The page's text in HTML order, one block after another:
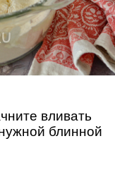
вливать
блинной